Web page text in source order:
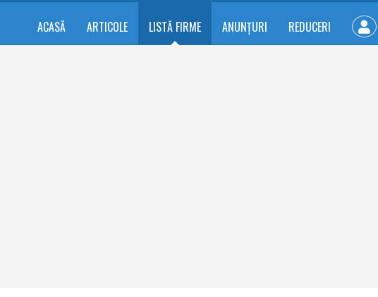
ACASĂ ARTICOLE LISTĂ FIRME ANUNȚURI REDUCERI